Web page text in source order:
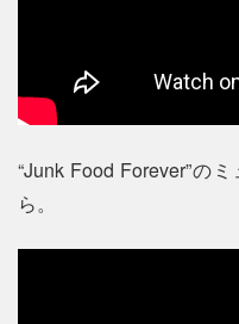
“Junk Food Forever”の
ら。